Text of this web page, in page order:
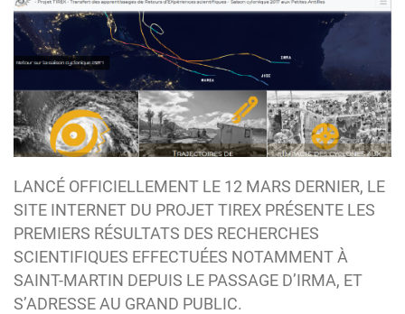
LANCÉ OFFICIELLEMENT LE 12 MARS DERNIER, LE
SITE INTERNET DU PROJET TIREX PRÉSENTE LES
PREMIERS RÉSULTATS DES RECHERCHES
SCIENTIFIQUES EFFECTUÉES NOTAMMENT À
SAINT-MARTIN DEPUIS LE PASSAGE D’IRMA, ET
S’ADRESSE AU GRAND PUBLIC.